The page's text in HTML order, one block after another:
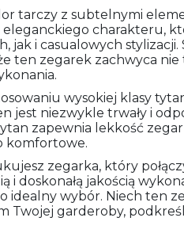
tarczy z subtelnymi
eleganckiego charakteru,
jak i casualowych
ten zegarek zachwyca
wysokiej klasy
jest niezwykle trwały i
zapewnia lekkość
komfortowe.
zegarka, który
i doskonałą jakością
idealny wybór. Niech ten
Twojej garderoby,